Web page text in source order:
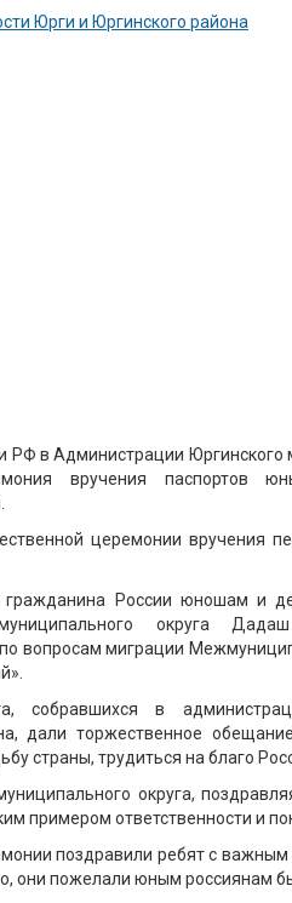
Юрги и Юргинского района
РФ в Администрации Юргинского
вручения паспортов
церемонии вручения
гражданина России юношам и
округа
вопросам миграции
собравшихся в
дали торжественное
страны, трудиться на благо
округа,
примером ответственности и
поздравили ребят с
они пожелали юным россиянам